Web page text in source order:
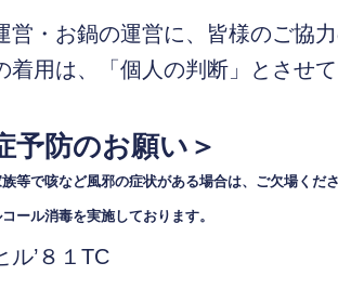
営・お鍋の運営に、皆様のご協
着用は、「個人の判断」とさせて
予防のお願い＞
等で咳など風邪の症状がある場合は、ご欠場くださ
ール消毒を実施しております。
ル’８１TC